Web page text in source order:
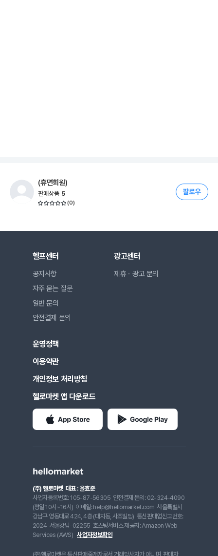
(휴면회원)
판매상품 5
(0)
헬프센터
공지사항
자주 묻는 질문
일반 문의
안전결제 문의
광고센터
제휴ㆍ광고 문의
운영정책
이용약관
개인정보 처리방침
헬로마켓 앱 다운로드
(주) 헬로마켓 대표 : 윤효준
사업자등록번호: 105-87-56305 안전결제 문의: 02-324-4090
(평일 10시~16시) 이메일: help@hellomarket.com 서울특별시
강남구 영동대로 424, 4층 (대치동, 사조빌딩) 통신판매업신고번호:
2024-서울강남-02255 호스팅서비스 제공자: Amazon Web
Services (AWS) 사업자정보확인
(주)헬로마켓은 통신판매중개자로서 거래당사자가 아니며, 판매자